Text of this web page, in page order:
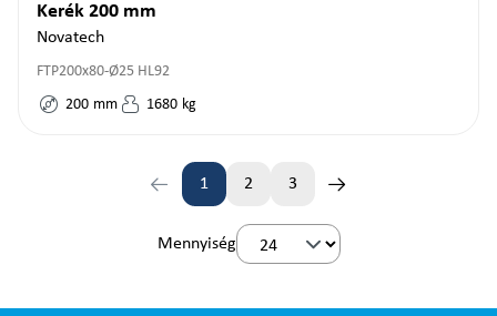
Kerék 200 mm
Novatech
FTP200x80-Ø25 HL92
200 mm 1680 kg
Oldal
1 2 3
Mennyiség